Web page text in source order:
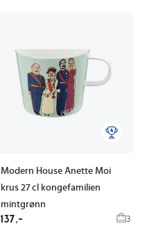
Modern House Anette Moi
krus 27 cl kongefamilien
mintgrønn
137,- 3